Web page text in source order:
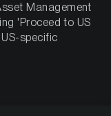
Management
'Proceed to US
specific